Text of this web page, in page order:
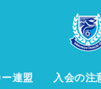
連盟 入会の